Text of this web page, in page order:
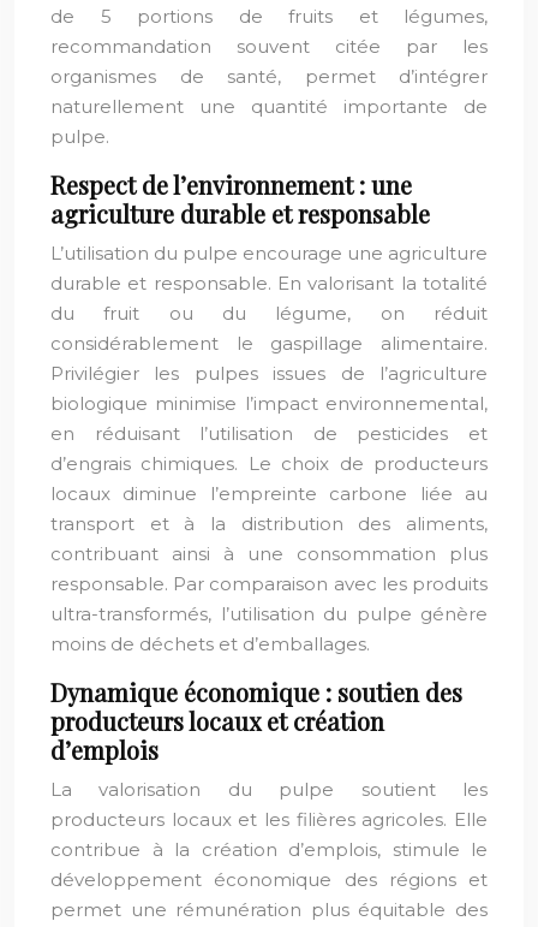
de 5 portions de fruits et légumes,
recommandation souvent citée par les
organismes de santé, permet d’intégrer
naturellement une quantité importante de
pulpe.
Respect de l’environnement : une
agriculture durable et responsable
L’utilisation du pulpe encourage une agriculture
durable et responsable. En valorisant la totalité
du fruit ou du légume, on réduit
considérablement le gaspillage alimentaire.
Privilégier les pulpes issues de l’agriculture
biologique minimise l’impact environnemental,
en réduisant l’utilisation de pesticides et
d’engrais chimiques. Le choix de producteurs
locaux diminue l’empreinte carbone liée au
transport et à la distribution des aliments,
contribuant ainsi à une consommation plus
responsable. Par comparaison avec les produits
ultra-transformés, l’utilisation du pulpe génère
moins de déchets et d’emballages.
Dynamique économique : soutien des
producteurs locaux et création
d’emplois
La valorisation du pulpe soutient les
producteurs locaux et les filières agricoles. Elle
contribue à la création d’emplois, stimule le
développement économique des régions et
permet une rémunération plus équitable des